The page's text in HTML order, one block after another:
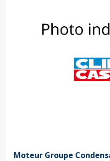
Moteur Groupe